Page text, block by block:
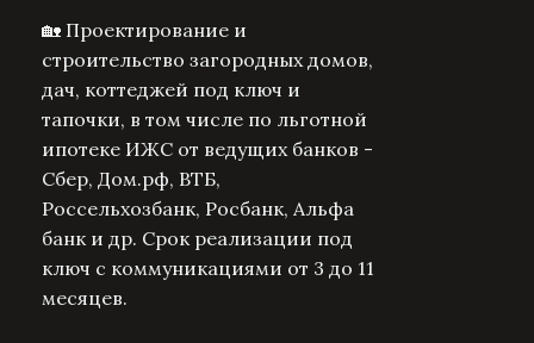
🏡 Проектирование и
строительство загородных домов,
дач, коттеджей под ключ и
тапочки, в том числе по льготной
ипотеке ИЖС от ведущих банков -
Сбер, Дом.рф, ВТБ,
Россельхозбанк, Росбанк, Альфа
банк и др. Срок реализации под
ключ с коммуникациями от 3 до 11
месяцев.